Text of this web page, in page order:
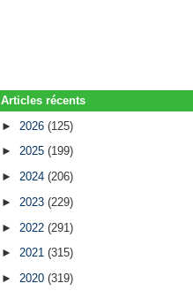
Articles récents
► 2026(125)
►2025(199)
►2024(206)
► 2023(229)
► 2022(291)
►2021(315)
►2020(319)